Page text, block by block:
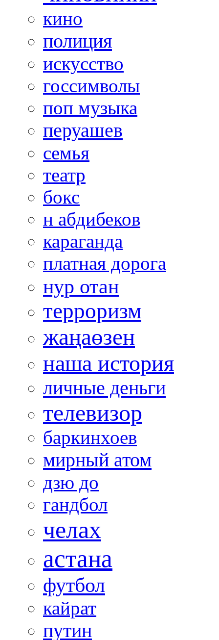
кино
полиция
искусство
госсимволы
поп музыка
перуашев
семья
театр
бокс
н абдибеков
караганда
платная дорога
нур отан
терроризм
жаңаөзен
наша история
личные деньги
телевизор
баркинхоев
мирный атом
дзю до
гандбол
челах
астана
футбол
кайрат
путин